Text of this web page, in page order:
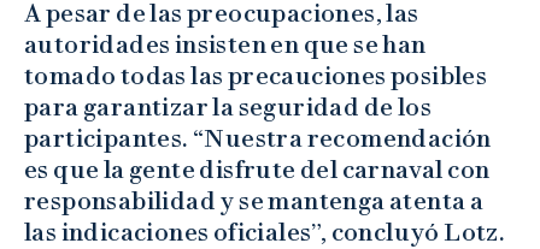
A pesar de las preocupaciones, las
autoridades insisten en que se han
tomado todas las precauciones posibles
para garantizar la seguridad de los
participantes. “Nuestra recomendación
es que la gente disfrute del carnaval con
responsabilidad y se mantenga atenta a
las indicaciones oficiales”, concluyó Lotz.